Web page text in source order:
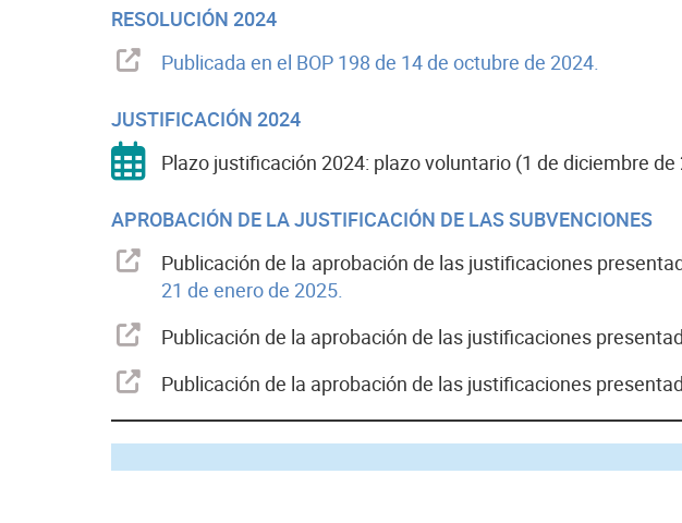
RESOLUCIÓN 2024
Publicada en el BOP 198 de 14 de octubre de 2024.
JUSTIFICACIÓN 2024
Plazo justificación 2024: plazo voluntario (1 de diciembre de
APROBACIÓN DE LA JUSTIFICACIÓN DE LAS SUBVENCIONES
Publicación de la aprobación de las justificaciones
21 de enero de 2025.
Publicación de la aprobación de las justificaciones
Publicación de la aprobación de las justificaciones